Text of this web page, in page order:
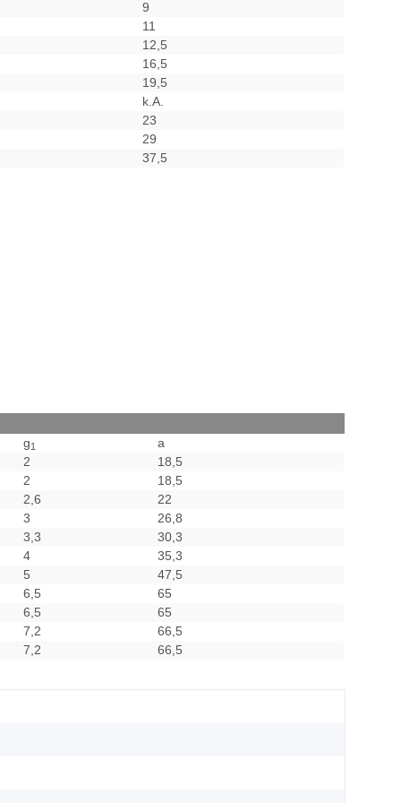
9
11
12,5
16,5
19,5
k.A.
23
29
37,5
g1
a
2
18,5
2
18,5
2,6
22
3
26,8
3,3
30,3
4
35,3
5
47,5
6,5
65
6,5
65
7,2
66,5
7,2 66,5